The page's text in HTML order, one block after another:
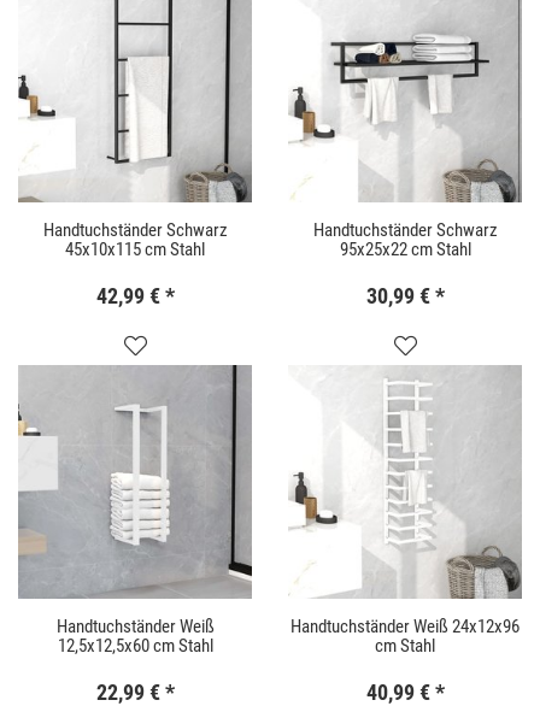
Handtuchständer Schwarz
45x10x115 cm Stahl
42,99 € *
Handtuchständer Schwarz
95x25x22 cm Stahl
30,99 € *
Handtuchständer Weiß
12,5x12,5x60 cm Stahl
22,99 € *
Handtuchständer Weiß 24x12x96
cm Stahl
40,99 € *